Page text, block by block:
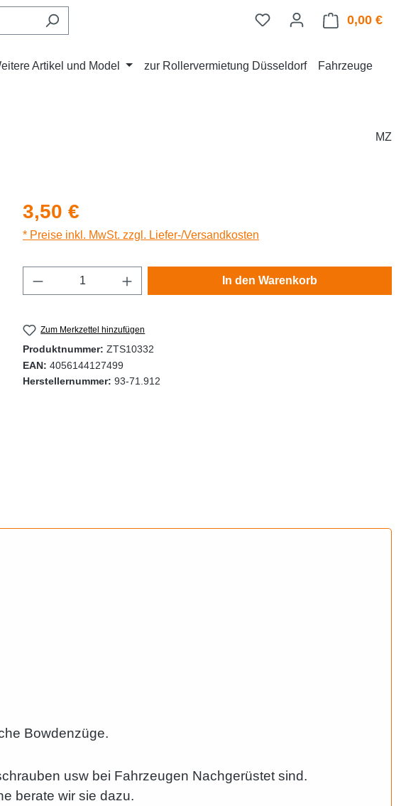
0,00 €
Artikel und Model zur Rollervermietung Düsseldorf Fahrzeuge
MZ
Regulärer Preis:
3,50 €
* Preise inkl. MwSt. zzgl. Liefer-/Versandkosten
Produkt Anzahl: Gib den gewünschten Wert ein
In den Warenkorb
Zum Merkzettel hinzufügen
Produktnummer: ZTS10332
EAN: 4056144127499
Herstellernummer: 93-71.912
Bowdenzüge.
usw bei Fahrzeugen Nachgerüstet sind.
berate wir sie dazu.